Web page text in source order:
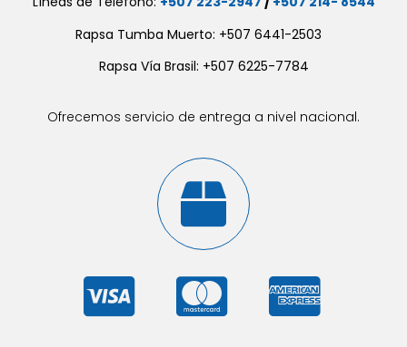
Rapsa Tumba Muerto: +507 6441-2503
Rapsa Vía Brasil: +507 6225-7784
Ofrecemos servicio de entrega a nivel nacional.